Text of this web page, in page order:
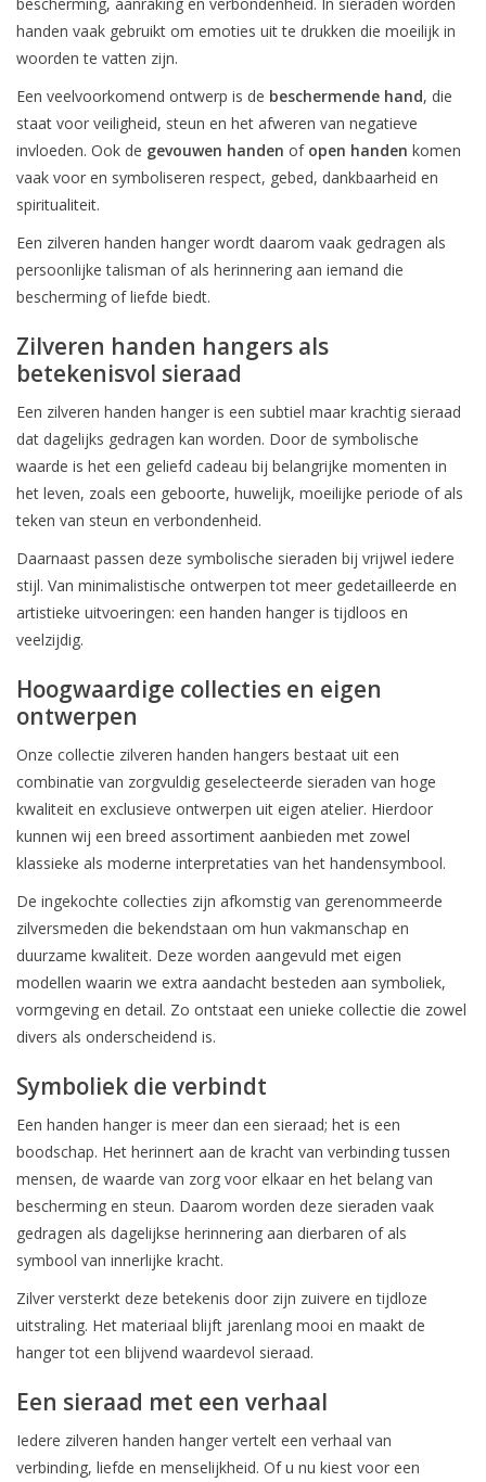
bescherming, aanraking en verbondenheid. In sieraden worden
handen vaak gebruikt om emoties uit te drukken die moeilijk in
woorden te vatten zijn.
Een veelvoorkomend ontwerp is de beschermende hand, die
staat voor veiligheid, steun en het afweren van negatieve
invloeden. Ook de gevouwen handen of open handen komen
vaak voor en symboliseren respect, gebed, dankbaarheid en
spiritualiteit.
Een zilveren handen hanger wordt daarom vaak gedragen als
persoonlijke talisman of als herinnering aan iemand die
bescherming of liefde biedt.
Zilveren handen hangers als
betekenisvol sieraad
Een zilveren handen hanger is een subtiel maar krachtig sieraad
dat dagelijks gedragen kan worden. Door de symbolische
waarde is het een geliefd cadeau bij belangrijke momenten in
het leven, zoals een geboorte, huwelijk, moeilijke periode of als
teken van steun en verbondenheid.
Daarnaast passen deze symbolische sieraden bij vrijwel iedere
stijl. Van minimalistische ontwerpen tot meer gedetailleerde en
artistieke uitvoeringen: een handen hanger is tijdloos en
veelzijdig.
Hoogwaardige collecties en eigen
ontwerpen
Onze collectie zilveren handen hangers bestaat uit een
combinatie van zorgvuldig geselecteerde sieraden van hoge
kwaliteit en exclusieve ontwerpen uit eigen atelier. Hierdoor
kunnen wij een breed assortiment aanbieden met zowel
klassieke als moderne interpretaties van het handensymbool.
De ingekochte collecties zijn afkomstig van gerenommeerde
zilversmeden die bekendstaan om hun vakmanschap en
duurzame kwaliteit. Deze worden aangevuld met eigen
modellen waarin we extra aandacht besteden aan symboliek,
vormgeving en detail. Zo ontstaat een unieke collectie die zowel
divers als onderscheidend is.
Symboliek die verbindt
Een handen hanger is meer dan een sieraad; het is een
boodschap. Het herinnert aan de kracht van verbinding tussen
mensen, de waarde van zorg voor elkaar en het belang van
bescherming en steun. Daarom worden deze sieraden vaak
gedragen als dagelijkse herinnering aan dierbaren of als
symbool van innerlijke kracht.
Zilver versterkt deze betekenis door zijn zuivere en tijdloze
uitstraling. Het materiaal blijft jarenlang mooi en maakt de
hanger tot een blijvend waardevol sieraad.
Een sieraad met een verhaal
Iedere zilveren handen hanger vertelt een verhaal van
verbinding, liefde en menselijkheid. Of u nu kiest voor een
De eerstvolgende
verzenddatum is woensdag 12
augustus
Ik ben afwezig t/m 10 augustus.
De vermelding: -verzending op iedere dinsdag-
vervalt tijdeijk.